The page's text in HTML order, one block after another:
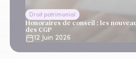
Droit patrimonial
Honoraires de conseil : les
des CGP
12 Juin 2026